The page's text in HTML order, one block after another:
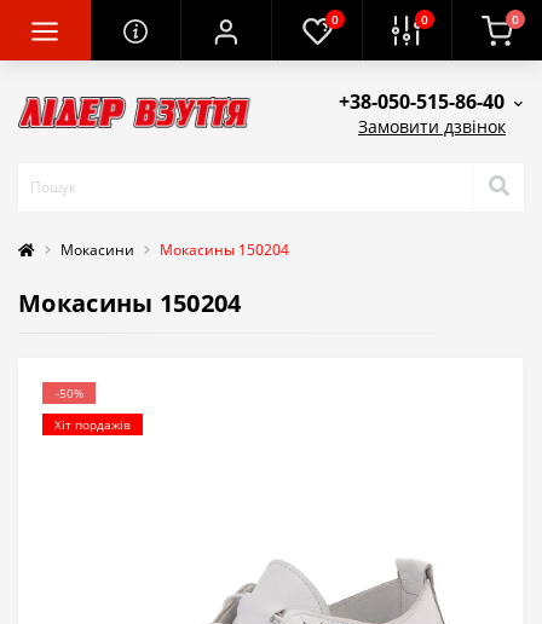
0 0 0
+38-050-515-86-40
Замовити дзвінок
Мокасини Мокасины 150204
Мокасины 150204
-50%
Хіт пордажів